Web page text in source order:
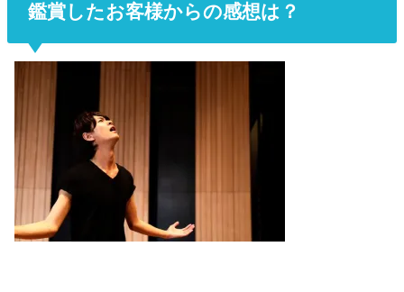
鑑賞したお客様からの感想は？